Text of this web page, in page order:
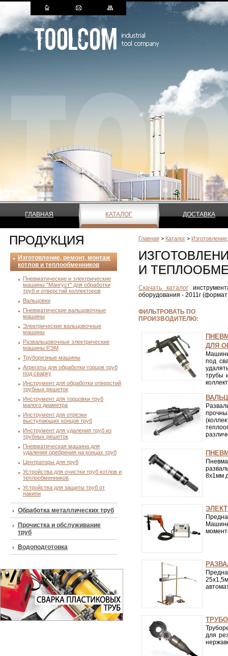
ГЛАВНАЯ КАТАЛОГ ДОСТАВКА
ПРОДУКЦИЯ
Изготовление, ремонт, монтаж
котлов и теплообменников
Пневматические и электрические
машины "Мангуст" для обработки
труб и отверстий коллекторов
Вальцовки
Пневматические вальцовочные
машины
Электрические вальцовочные
машины
Развальцовочные электрические
машины РЭМ
Труборезные машины
Агрегаты для обработки торцов труб
под сварку
Инструмент для обработки отверстий
трубных решеток
Инструмент для торцовки труб
малого диаметра
Инструмент для отрезки
выступающих концов труб
Инструмент для удаления труб из
трубных решеток
Пневматическая машина для
удаления оребрения на концах труб
Центраторы для труб
Устройства для очистки труб котлов и
теплообменников
Устройства для защиты труб от
накипи
Обработка металлических труб
Прочистка и обслуживание
труб
Водоподготовка
Главная > Каталог >
И
Скачать каталог
оборудования - 2011г
ФИЛЬТРОВАТЬ ПО
ПРОИЗВОДИТЕЛЮ:
ДЛЯ
под
трубы
8х1мм
для